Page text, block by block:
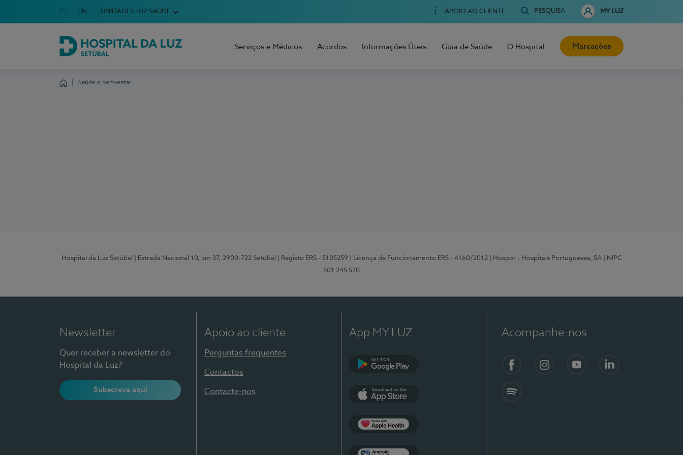
Escolha o seu idioma
Idioma em Português
PT English Language
EN UNIDADES LUZ SAÚDE APOIO AO CLIENTE PESQUISA MY LUZ
Hospital da Luz Setúbal
Serviços e Médicos Acordos Informações Úteis Guia de Saúde O Hospital Marcações
Saúde e bem-estar
Hospital da Luz Setúbal | Estrada Nacional 10, km 37, 2900-722 Setúbal | Registo ERS - E105259 | Licença de Funcionamento ERS - 4160/2012 | Hospor - Hospitais Portugueses, SA
| NIPC
501 245 570
Newsletter
Quer receber a newsletter do
Hospital da Luz?
Subscreva aqui
Apoio ao cliente
Perguntas frequentes
Contactos
Contacte-nos
App MY LUZ Acompanhe-nos